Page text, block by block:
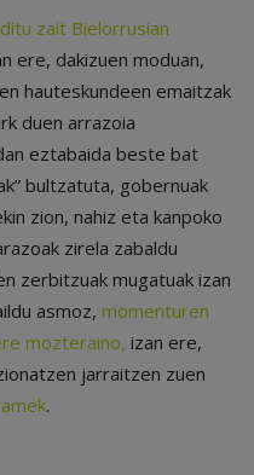
zait Bielorrusian
ere, dakizuen moduan,
hauteskundeen emaitzak
duen arrazoia
eztabaida beste bat
bultzatuta, gobernuak
zion, nahiz eta kanpoko
zirela zabaldu
zerbitzuak mugatuak izan
asmoz, momenturen
mozteraino, izan ere,
jarraitzen zuen
.